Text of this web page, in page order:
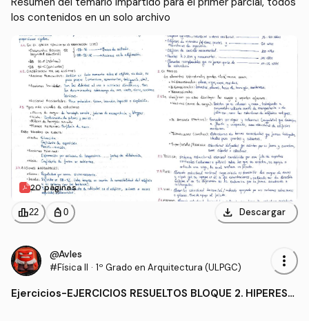
los contenidos en un solo archivo
20 páginas
leaderboard22 personal_bag 0 download Descargar
@Avles
#Física II · 1º Grado en Arquitectura (ULPGC) more_vert
Ejercicios-EJERCICIOS RESUELTOS BLOQUE 2. HIPEREST